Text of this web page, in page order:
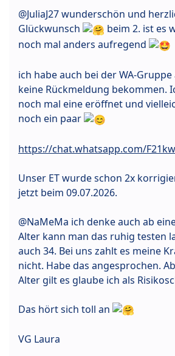
@JuliaJ27 wunderschön und
Glückwunsch
beim 2. ist es
noch mal anders aufregend
ich habe auch bei der WA-
keine Rückmeldung bekommen.
noch mal eine eröffnet und
noch ein paar
https://chat.whatsapp.com/
Unser ET wurde schon 2x
jetzt beim 09.07.2026.
@NaMeMa ich denke auch ab
Alter kann man das ruhig testen
auch 34. Bei uns zahlt es meine
nicht. Habe das angesprochen.
Alter gilt es glaube ich als
Das hört sich toll an
VG Laura